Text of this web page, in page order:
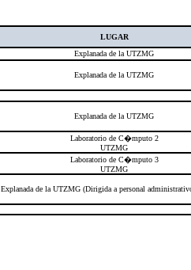
LUGAR
Explanada de la UTZMG
Explanada de la UTZMG
Explanada de la UTZMG
Laboratorio de C�mputo 2
UTZMG
Laboratorio de C�mputo 3
UTZMG
Explanada de la UTZMG (Dirigida a personal